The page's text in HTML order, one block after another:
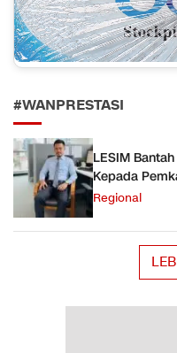
#WANPRESTASI
LESIM
Kepada
Regional